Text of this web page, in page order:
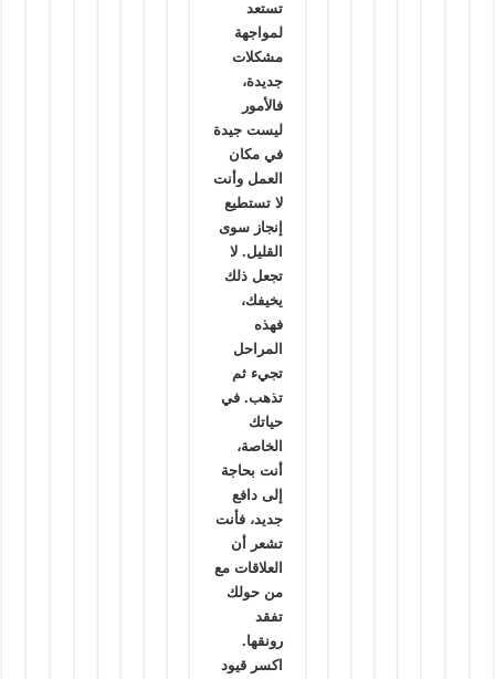
تستعد
لمواجهة
مشكلات
جديدة،
فالأمور
ليست جيدة
في مكان
العمل وأنت
لا تستطيع
إنجاز سوى
القليل. لا
تجعل ذلك
يخيفك،
فهذه
المراحل
تجيء ثم
تذهب. في
حياتك
الخاصة،
أنت بحاجة
إلى دافع
جديد، فأنت
تشعر أن
العلاقات مع
من حولك
تفقد
رونقها.
اكسر قيود